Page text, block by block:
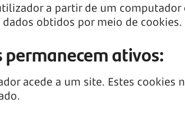
a partir de um
obtidos por meio de cookies.
permanecem ativos:
acede a um site. Estes cookies